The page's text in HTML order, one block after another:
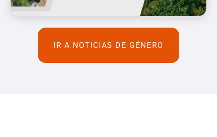
IR A NOTICIAS DE GÉNERO